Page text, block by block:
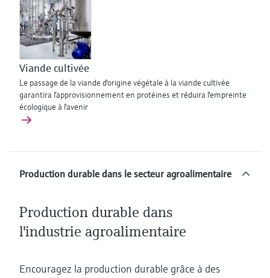
Viande cultivée
Le passage de la viande d'origine végétale à la viande cultivée
garantira l'approvisionnement en protéines et réduira l'empreinte
écologique à l'avenir
Production durable dans le secteur agroalimentaire
Production durable dans
l'industrie agroalimentaire
Encouragez la production durable grâce à des